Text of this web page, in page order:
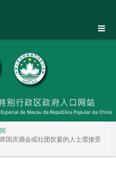
国庆酒会或社团饮宴的人士需接受